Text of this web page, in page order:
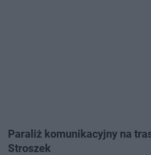
Paraliż komunikacyjny na
Stroszek